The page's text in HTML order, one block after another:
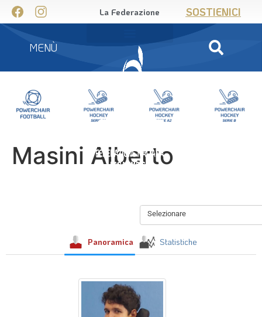
La Federazione SOSTIENICI
MENÙ
Masini Alberto
Selezionare
Panoramica Statistiche